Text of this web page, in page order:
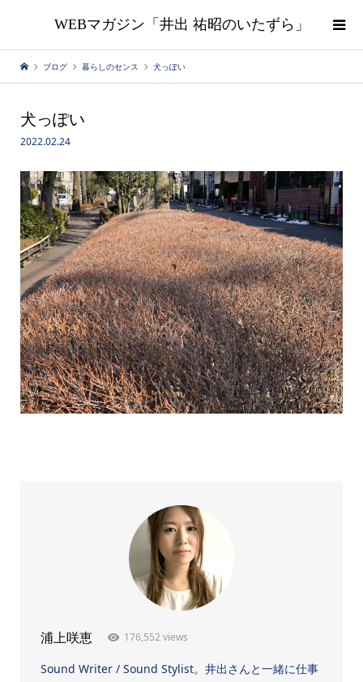
WEBマガジン「井出 祐昭のいたずら」
ブログ 暮らしのセンス 犬っぽい
犬っぽい
2022.02.24
浦上咲恵 176,552 views
Sound Writer / Sound Stylist。井出さんと一緒に仕事